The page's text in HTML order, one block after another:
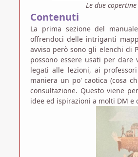
Le due
Contenuti
La prima sezione del
offrendoci delle intriganti
avviso però sono gli elenchi di
possono essere usati per
legati alle lezioni, ai
maniera un po' caotica (cosa
consultazione. Questo viene
idee ed ispirazioni a molti DM